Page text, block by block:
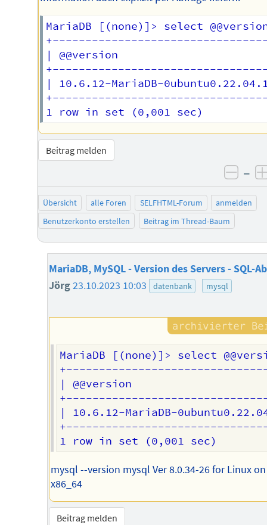
MariaDB [(none)]> select
| @@version
| 10.6.12-MariaDB-
Beitrag melden
–
Übersicht alle Foren SELFHTML-Forum
anmelden
Benutzerkonto erstellen
Beitrag im Thread-Baum
MariaDB, MySQL - Version des Servers - SQL-
Jörg23.10.2023 10:03 datenbank mysql
MariaDB [(none)]> select
| @@version
| 10.6.12-MariaDB-
mysql --version mysql Ver 8.0.34-26 for Linux on
x86_64
Beitrag melden